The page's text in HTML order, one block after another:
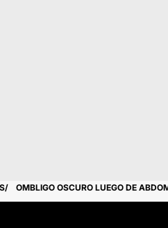
OMBLIGO OSCURO LUEGO DE